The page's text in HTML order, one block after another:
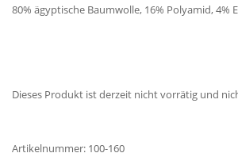
80% ägyptische Baumwolle, 16% Polyamid, 4%
Dieses Produkt ist derzeit nicht vorrätig und
Artikelnummer: 100-160